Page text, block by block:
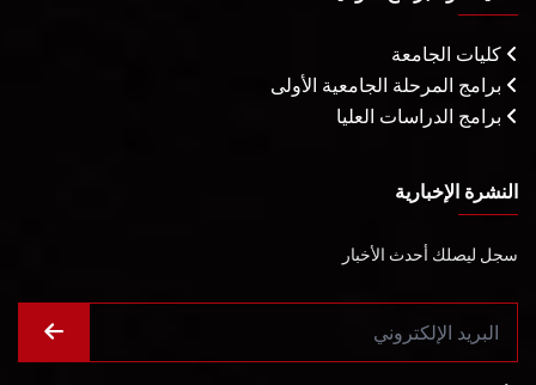
كليات الجامعة
برامج المرحلة الجامعية الأولى
برامج الدراسات العليا
النشرة الإخبارية
سجل ليصلك أحدث الأخبار